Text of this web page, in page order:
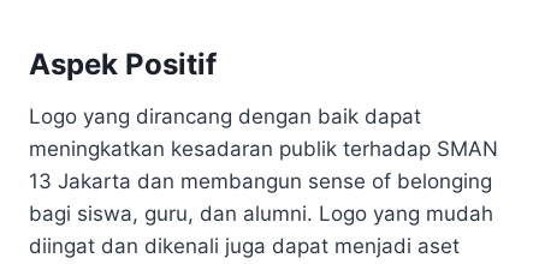
Aspek Positif
Logo yang dirancang dengan baik dapat
meningkatkan kesadaran publik terhadap SMAN
13 Jakarta dan membangun sense of belonging
bagi siswa, guru, dan alumni. Logo yang mudah
diingat dan dikenali juga dapat menjadi aset